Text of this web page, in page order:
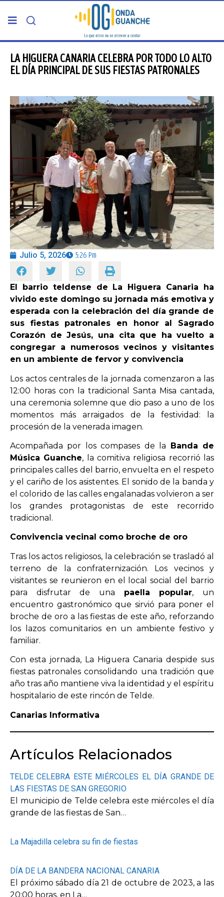
PORTADA
GRAN CANARIA
CANARIAS
5ª COLUMNA
CARTAS DEL DIRECTOR
ENTREVISTAS
OPINIÓN
LA HIGUERA CANARIA CELEBRA POR TODO LO ALTO
EL DÍA PRINCIPAL DE SUS FIESTAS PATRONALES
Julio 5, 2026 5:26 Pm
El barrio teldense de La Higuera Canaria ha
vivido este domingo su jornada más emotiva y
esperada con la celebración del día grande de
sus fiestas patronales en honor al Sagrado
Corazón de Jesús, una cita que ha vuelto a
congregar a numerosos vecinos y visitantes
en un ambiente de fervor y convivencia
Los actos centrales de la jornada comenzaron a las
12:00 horas con la tradicional Santa Misa cantada,
una ceremonia solemne que dio paso a uno de los
momentos más arraigados de la festividad: la
procesión de la venerada imagen.
Acompañada por los compases de la Banda de
Música Guanche, la comitiva religiosa recorrió las
principales calles del barrio, envuelta en el respeto
y el cariño de los asistentes. El sonido de la banda y
el colorido de las calles engalanadas volvieron a ser
los grandes protagonistas de este recorrido
tradicional.
Convivencia vecinal como broche de oro
Tras los actos religiosos, la celebración se trasladó al
terreno de la confraternización. Los vecinos y
visitantes se reunieron en el local social del barrio
para disfrutar de una paella popular, un
encuentro gastronómico que sirvió para poner el
broche de oro a las fiestas de este año, reforzando
los lazos comunitarios en un ambiente festivo y
familiar.
Con esta jornada, La Higuera Canaria despide sus
fiestas patronales consolidando una tradición que
año tras año mantiene viva la identidad y el espíritu
hospitalario de este rincón de Telde.
Canarias Informativa
Artículos Relacionados
TELDE CELEBRA ESTE MIÉRCOLES EL DÍA GRANDE DE
LAS FIESTAS DE SAN GREGORIO
El municipio de Telde celebra este miércoles el día
grande de las fiestas de San…
La Majadilla celebra su fin de fiestas
DÍA DE LA BANDERA NACIONAL CANARIA
El próximo sábado día 21 de octubre de 2023, a las
20:00 horas, en La…